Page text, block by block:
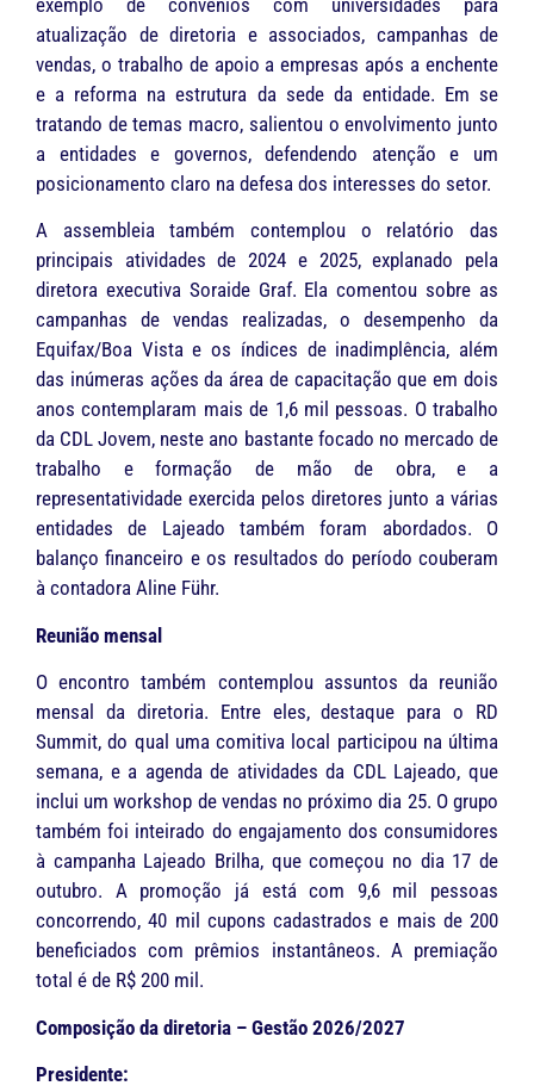
exemplo de convênios com universidades para
atualização de diretoria e associados, campanhas de
vendas, o trabalho de apoio a empresas após a enchente
e a reforma na estrutura da sede da entidade. Em se
tratando de temas macro, salientou o envolvimento junto
a entidades e governos, defendendo atenção e um
posicionamento claro na defesa dos interesses do setor.
A assembleia também contemplou o relatório das
principais atividades de 2024 e 2025, explanado pela
diretora executiva Soraide Graf. Ela comentou sobre as
campanhas de vendas realizadas, o desempenho da
Equifax/Boa Vista e os índices de inadimplência, além
das inúmeras ações da área de capacitação que em dois
anos contemplaram mais de 1,6 mil pessoas. O trabalho
da CDL Jovem, neste ano bastante focado no mercado de
trabalho e formação de mão de obra, e a
representatividade exercida pelos diretores junto a várias
entidades de Lajeado também foram abordados. O
balanço financeiro e os resultados do período couberam
à contadora Aline Führ.
Reunião mensal
O encontro também contemplou assuntos da reunião
mensal da diretoria. Entre eles, destaque para o RD
Summit, do qual uma comitiva local participou na última
semana, e a agenda de atividades da CDL Lajeado, que
inclui um workshop de vendas no próximo dia 25. O grupo
também foi inteirado do engajamento dos consumidores
à campanha Lajeado Brilha, que começou no dia 17 de
outubro. A promoção já está com 9,6 mil pessoas
concorrendo, 40 mil cupons cadastrados e mais de 200
beneficiados com prêmios instantâneos. A premiação
total é de R$ 200 mil.
Composição da diretoria – Gestão 2026/2027
Presidente: